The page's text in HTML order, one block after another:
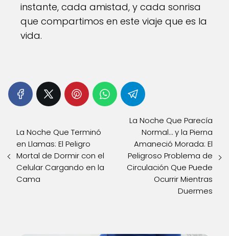
instante, cada amistad, y cada sonrisa
que compartimos en este viaje que es la
vida.
La Noche Que Terminó
en Llamas: El Peligro
Mortal de Dormir con el
Celular Cargando en la
Cama
La Noche Que Parecía
Normal… y la Pierna
Amaneció Morada: El
Peligroso Problema de
Circulación Que Puede
Ocurrir Mientras
Duermes